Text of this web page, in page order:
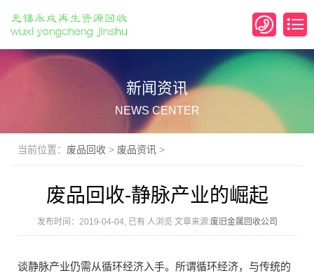
新闻资讯
NEWS CENTER
当前位置： 废品回收 > 废品资讯 >
废品回收-静脉产业的崛起
发布时间：2019-04-04, 已有 人浏览 文章来源:废旧金属回收公司
谈静脉产业仍需从循环经济入手。所谓循环经济，与传统的